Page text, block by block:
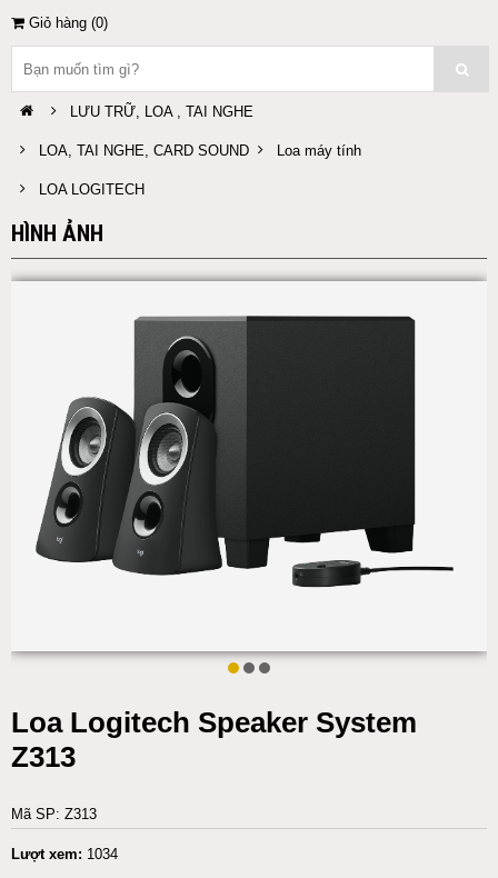
Giỏ hàng (0)
LƯU TRỮ, LOA , TAI NGHE
LOA, TAI NGHE, CARD SOUND Loa máy tính
LOA LOGITECH
HÌNH ẢNH
Loa Logitech Speaker System
Z313
Mã SP: Z313
Lượt xem: 1034